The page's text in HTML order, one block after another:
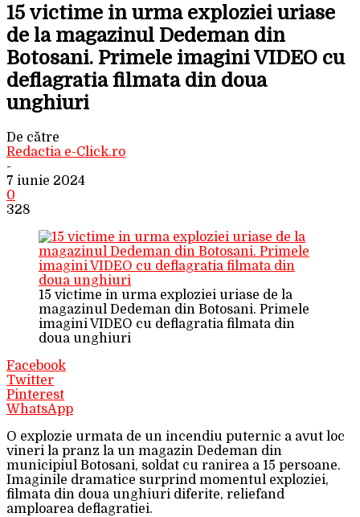
15 victime in urma exploziei uriase
de la magazinul Dedeman din
Botosani. Primele imagini VIDEO cu
deflagratia filmata din doua
unghiuri
De către
Redactia e-Click.ro
-
7 iunie 2024
0
328
15 victime in urma exploziei uriase de la
magazinul Dedeman din Botosani. Primele
imagini VIDEO cu deflagratia filmata din
doua unghiuri
Facebook
Twitter
Pinterest
WhatsApp
O explozie urmata de un incendiu puternic a avut loc
vineri la pranz la un magazin Dedeman din
municipiul Botosani, soldat cu ranirea a 15 persoane.
Imaginile dramatice surprind momentul exploziei,
filmata din doua unghiuri diferite, reliefand
amploarea deflagratiei.